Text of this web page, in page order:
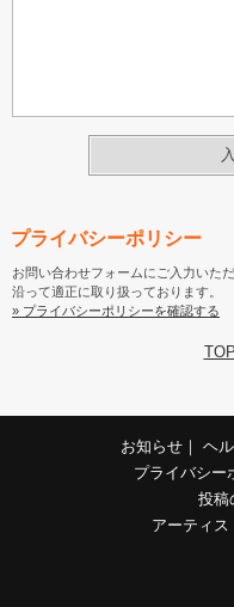
プライバシーポリシー
お問い合わせフォームにご入力いた
沿って適正に取り扱っております。
» プライバシーポリシーを確認する
お知らせ ヘ
プライバシー
投稿
アーティス